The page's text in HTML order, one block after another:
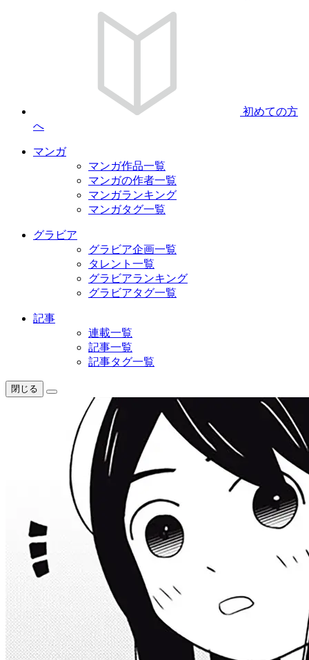
初めての方
へ
マンガ
マンガ作品一覧
マンガの作者一覧
マンガランキング
マンガタグ一覧
グラビア
グラビア企画一覧
タレント一覧
グラビアランキング
グラビアタグ一覧
記事
連載一覧
記事一覧
記事タグ一覧
閉じる